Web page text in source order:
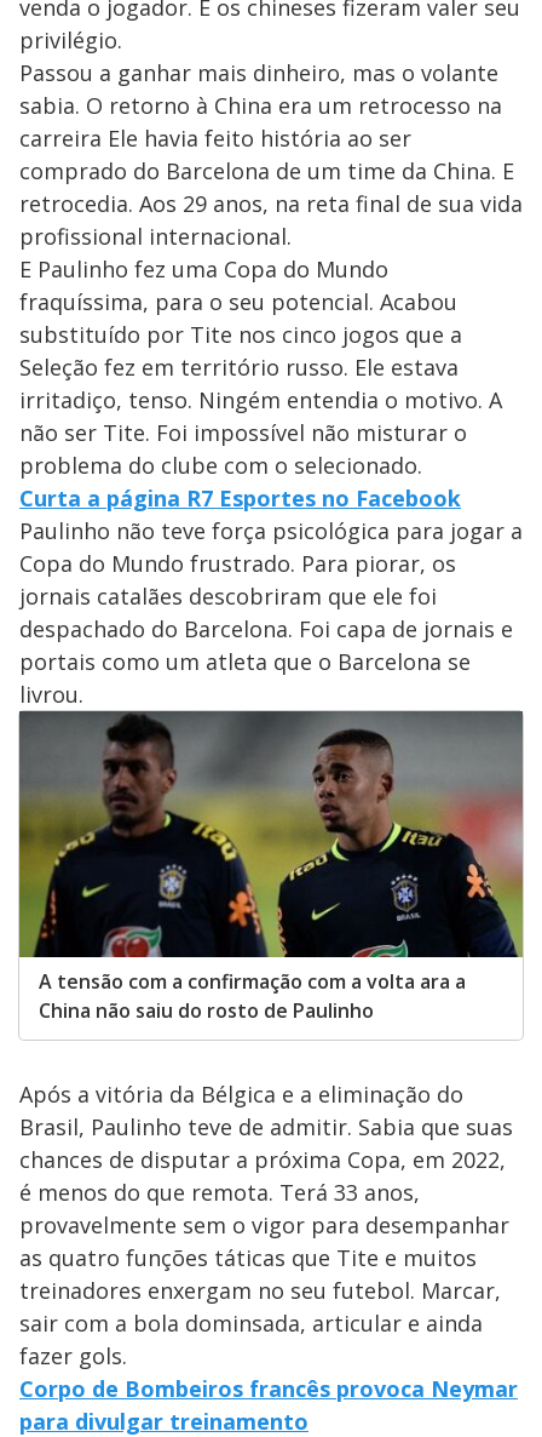
venda o jogador. E os chineses fizeram valer seu
privilégio.
Passou a ganhar mais dinheiro, mas o volante
sabia. O retorno à China era um retrocesso na
carreira Ele havia feito história ao ser
comprado do Barcelona de um time da China. E
retrocedia. Aos 29 anos, na reta final de sua vida
profissional internacional.
E Paulinho fez uma Copa do Mundo
fraquíssima, para o seu potencial. Acabou
substituído por Tite nos cinco jogos que a
Seleção fez em território russo. Ele estava
irritadiço, tenso. Ningém entendia o motivo. A
não ser Tite. Foi impossível não misturar o
problema do clube com o selecionado.
Curta a página R7 Esportes no Facebook
Paulinho não teve força psicológica para jogar a
Copa do Mundo frustrado. Para piorar, os
jornais catalães descobriram que ele foi
despachado do Barcelona. Foi capa de jornais e
portais como um atleta que o Barcelona se
livrou.
A tensão com a confirmação com a volta ara a
China não saiu do rosto de Paulinho
Após a vitória da Bélgica e a eliminação do
Brasil, Paulinho teve de admitir. Sabia que suas
chances de disputar a próxima Copa, em 2022,
é menos do que remota. Terá 33 anos,
provavelmente sem o vigor para desempanhar
as quatro funções táticas que Tite e muitos
treinadores enxergam no seu futebol. Marcar,
sair com a bola dominsada, articular e ainda
fazer gols.
Corpo de Bombeiros francês provoca Neymar
para divulgar treinamento